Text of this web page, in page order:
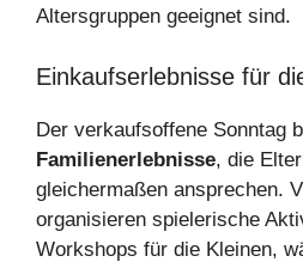
Altersgruppen geeignet sind.
Einkaufserlebnisse für
Der verkaufsoffene Sonntag
Familienerlebnisse, die
gleichermaßen ansprechen.
organisieren spielerische
Workshops für die Kleinen,